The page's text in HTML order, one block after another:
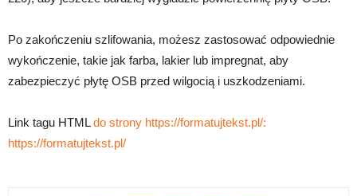
Po zakończeniu szlifowania, możesz zastosować odpowiednie
wykończenie, takie jak farba, lakier lub impregnat, aby
zabezpieczyć płytę OSB przed wilgocią i uszkodzeniami.
Link tagu HTMLdo strony https://formatujtekst.pl/:
https://formatujtekst.pl/